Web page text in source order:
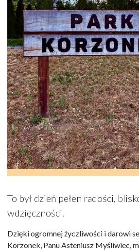
To był dzień pełen radości,
wdzięczności.
Dzięki ogromnej życzliwości i darowi
Korzonek, Panu Asteniusz Myśliwiec,